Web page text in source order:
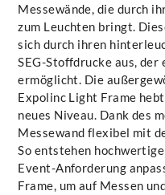
Messewände, die durch
zum Leuchten bringt.
sich durch ihren
SEG-Stoffdrucke aus,
ermöglicht. Die
Expolinc Light Frame
neues Niveau. Dank des
Messewand flexibel mit
So entstehen
Event-Anforderung
Frame, um auf Messen